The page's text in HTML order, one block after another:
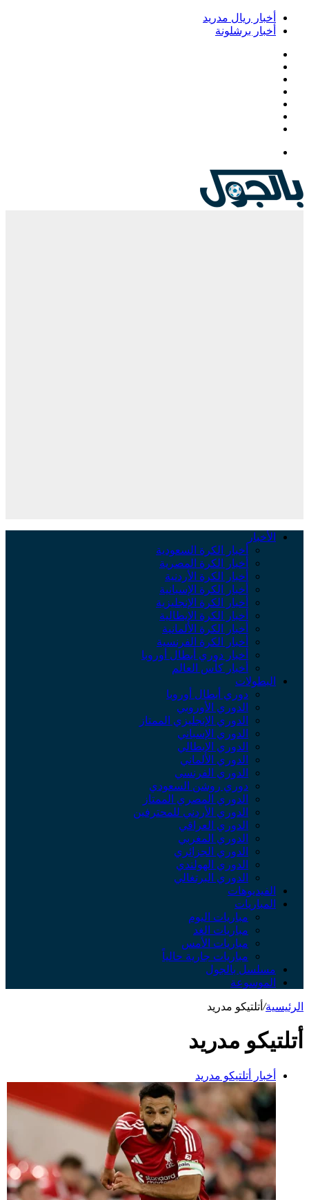
أخبار ريال مدريد
أخبار برشلونة
الأخبار
أخبار الكرة السعودية
أخبار الكرة المصرية
أخبار الكرة الأردنية
أخبار الكرة الإسبانية
أخبار الكرة الإنجليزية
أخبار الكرة الإيطالية
أخبار الكرة الألمانية
أخبار الكرة الفرنسية
أخبار دوري أبطال أوروبا
أخبار كأس العالم
البطولات
دوري أبطال أوروبا
الدوري الأوروبي
الدوري الإنجليزي الممتاز
الدوري الإسباني
الدوري الإيطالي
الدوري الألماني
الدوري الفرنسي
دوري روشن السعودي
الدوري المصري الممتاز
الدوري الأردني للمحترفين
الدوري العراقي
الدوري المغربي
الدوري الجزائري
الدوري الهولندي
الدوري البرتغالي
الفيديوهات
المباريات
مباريات اليوم
مباريات الغد
مباريات الأمس
مباريات جارية حالياً
مسلسل بالجول
الموسوعة
الرئيسية/ أتلتيكو مدريد
أتلتيكو مدريد
أخبار أتلتيكو مدريد